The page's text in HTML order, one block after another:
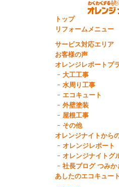
トップ
リフォームメニュー
サービス対応エリア
お客様の声
オレンジレポートプ
大工工事
水周り工事
エコキュート
外壁塗装
屋根工事
その他
オレンジナイトから
オレンジレポート
オレンジナイトグ
社長ブログ つみか
あしたのエコキュート